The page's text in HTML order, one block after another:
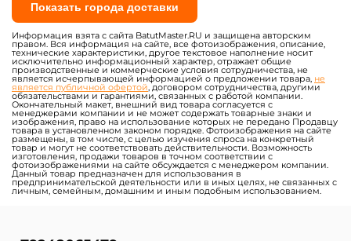
Показать города доставки
Информация взята с сайта BatutMaster.RU и защищена авторским
правом. Вся информация на сайте, все фотоизображения, описание,
технические характеристики, другое текстовое наполнение носит
исключительно информационный характер, отражает общие
производственные и коммерческие условия сотрудничества, не
является исчерпывающей информацией о предложении товара, не
является публичной офертой, договором сотрудничества, другими
обязательствами и гарантиями, связанных с работой компании.
Окончательный макет, внешний вид товара согласуется с
менеджерами компании и не может содержать товарные знаки и
изображения, право на использование которых не передано Продавцу
товара в установленном законом порядке. Фотоизображения на сайте
размещены, в том числе, с целью изучения спроса на конкретный
товар и могут не соответствовать действительности. Возможность
изготовления, продажи товаров в точном соответствии с
фотоизображениями на сайте обсуждается с менеджером компании.
Данный товар предназначен для использования в
предпринимательской деятельности или в иных целях, не связанных с
личным, семейным, домашним и иным подобным использованием.